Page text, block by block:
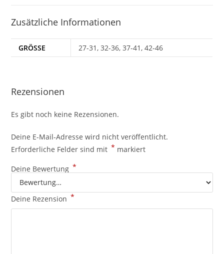
Zusätzliche Informationen
GRÖSSE 27-31, 32-36, 37-41, 42-46
Rezensionen
Es gibt noch keine Rezensionen.
Deine E-Mail-Adresse wird nicht veröffentlicht.
Erforderliche Felder sind mit * markiert
Deine Bewertung *
Deine Rezension *